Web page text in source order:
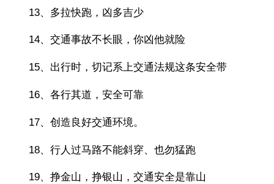
13、多拉快跑，凶多吉少
14、交通事故不长眼，你凶他就险
15、出行时，切记系上交通法规这条安全带
16、各行其道，安全可靠
17、创造良好交通环境。
18、行人过马路不能斜穿、也勿猛跑
19、挣金山，挣银山，交通安全是靠山